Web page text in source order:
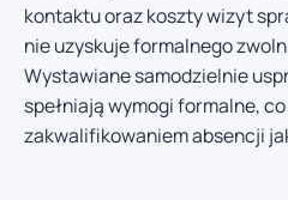
kontaktu oraz koszty wizyt
nie uzyskuje formalnego
Wystawiane samodzielnie
spełniają wymogi formalne,
zakwalifikowaniem absencji